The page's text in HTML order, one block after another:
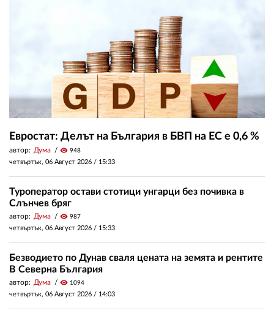
Евростат: Делът на България в БВП на ЕС е 0,6 %
автор: Дума visibility 948
четвъртък, 06 Август 2026 / 15:33
Туроператор остави стотици унгарци без почивка в
Слънчев бряг
автор: Дума visibility 987
четвъртък, 06 Август 2026 / 15:33
Безводието по Дунав сваля цената на земята и рентите
В Северна България
автор: Дума visibility 1094
четвъртък, 06 Август 2026 / 14:03